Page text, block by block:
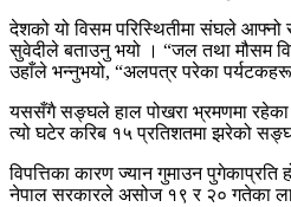
देशको यो विसम परिस्थितीमा संघले
सुवेदीले बताउनु भयो । “जल तथा मौसम
उहाँले भन्नुभयो, “अलपत्र परेका
यससँगै सङ्घले हाल पोखरा भ्रमणमा रहेका
त्यो घटेर करिब १५ प्रतिशतमा झरेको
विपत्तिका कारण ज्यान गुमाउन
नेपाल सरकारले असोज १९ र २० गतेका